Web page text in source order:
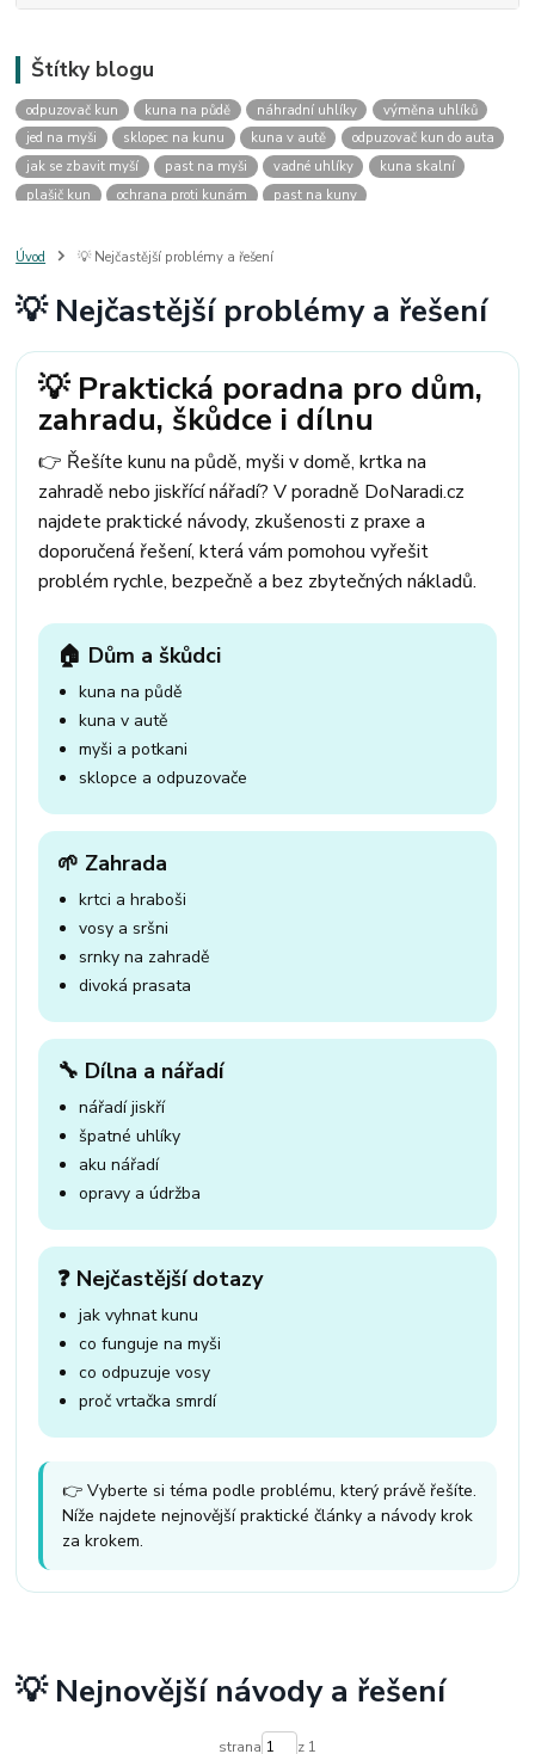
Štítky blogu
odpuzovač kun kuna na půdě náhradní uhlíky
výměna uhlíků
jed na myši
sklopec na kunu kuna v autě
odpuzovač kun do auta
jak se zbavit myší
past na myši vadné uhlíky
kuna skalní
plašič kun
ochrana proti kunám
past na kuny
past na kunu
myši v domě odpuzovač myší
štěnice
štěnice v hotelu jak se zbavit kuny
kuna ve střeše
mravenci a mšice
uhlíky do nářadí
uhlíky do nařadí
uhlíky do vysavače
uhlíky do pračky uhlíky do
uhlíky parkside
uhlíky ferm uhlíky makita
uhlíkové kartáče
kde sehnat uhlíky
kde koupit uhlíky
Úvod 💡 Nejčastější problémy a řešení
💡 Nejčastější problémy a řešení
💡 Praktická poradna pro dům,
zahradu, škůdce i dílnu
👉 Řešíte kunu na půdě, myši v domě, krtka na
zahradě nebo jiskřící nářadí? V poradně DoNaradi.cz
najdete praktické návody, zkušenosti z praxe a
doporučená řešení, která vám pomohou vyřešit
problém rychle, bezpečně a bez zbytečných nákladů.
🏠 Dům a škůdci
kuna na půdě
kuna v autě
myši a potkani
sklopce a odpuzovače
🌱 Zahrada
krtci a hraboši
vosy a sršni
srnky na zahradě
divoká prasata
🔧 Dílna a nářadí
nářadí jiskří
špatné uhlíky
aku nářadí
opravy a údržba
❓ Nejčastější dotazy
jak vyhnat kunu
co funguje na myši
co odpuzuje vosy
proč vrtačka smrdí
👉 Vyberte si téma podle problému, který právě řešíte.
Níže najdete nejnovější praktické články a návody krok
za krokem.
💡 Nejnovější návody a řešení
strana z 1